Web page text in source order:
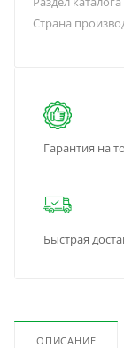
Страна
Гарантия на
Быстрая
ОПИСАНИЕ